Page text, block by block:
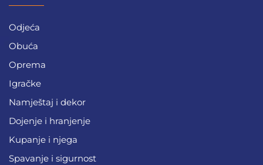
Odjeća
Obuća
Oprema
Igračke
Namještaj i dekor
Dojenje i hranjenje
Kupanje i njega
Spavanje i sigurnost